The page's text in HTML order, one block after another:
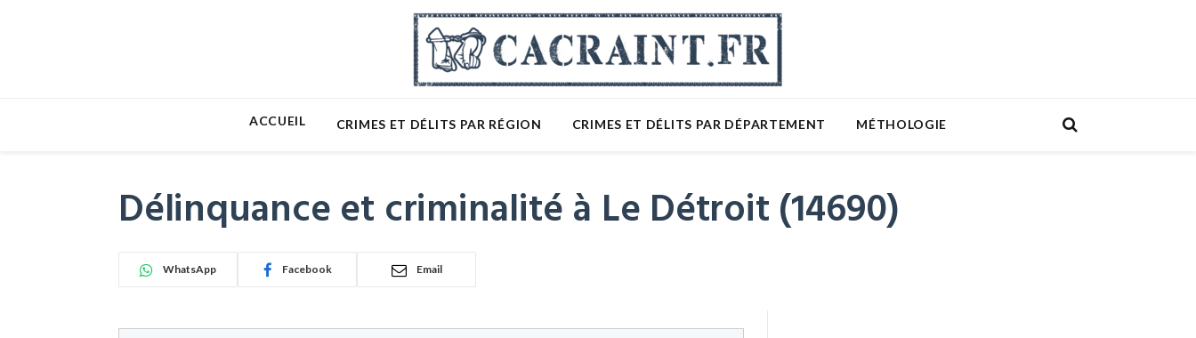
ACCUEIL CRIMES ET DÉLITS PAR RÉGION CRIMES ET DÉLITS PAR DÉPARTEMENT MÉTHOLOGIE
Délinquance et criminalité à Le Détroit (14690)
WhatsApp Facebook Email